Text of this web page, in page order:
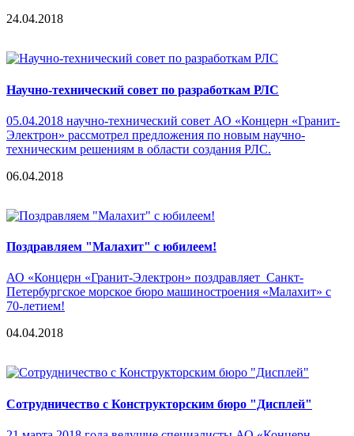
24.04.2018
Научно-технический совет по разработкам РЛС
05.04.2018 научно-технический совет АО «Концерн «Гранит-
Электрон» рассмотрел предложения по новым научно-
техническим решениям в области создания РЛС.
06.04.2018
Поздравляем "Малахит" с юбилеем!
АО «Концерн «Гранит-Электрон» поздравляет Санкт-
Петербургское морское бюро машиностроения «Малахит» с
70-летием!
04.04.2018
Сотрудничество с Конструкторским бюро "Дисплей"